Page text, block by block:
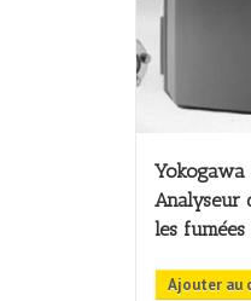
Yokogawa
Analyseur
les fumées
Ajouter au